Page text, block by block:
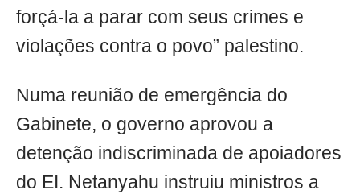
forçá-la a parar com seus crimes e
violações contra o povo” palestino.
Numa reunião de emergência do
Gabinete, o governo aprovou a
detenção indiscriminada de apoiadores
do EI. Netanyahu instruiu ministros a